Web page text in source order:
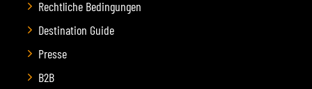
Rechtliche Bedingungen
Destination Guide
Presse
B2B